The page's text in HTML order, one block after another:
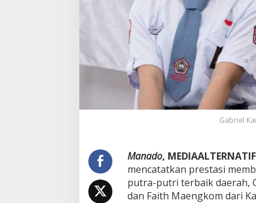
e
N
a
s
i
o
n
a
s
k
i
b
Gabriel
Manado,
mencatatkan prestasi
putra-putri terbaik daerah,
dan Faith Maengkom dari